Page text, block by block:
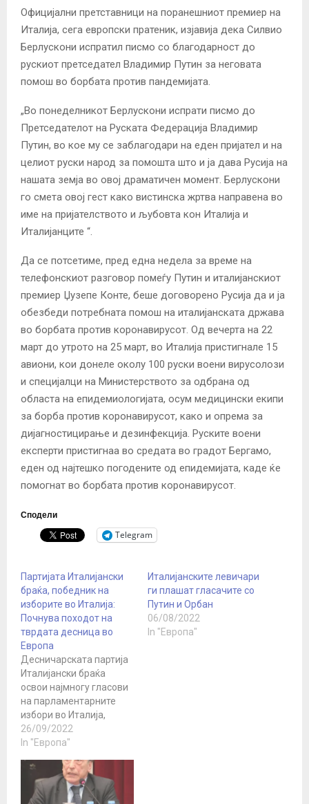
Официјални претставници на поранешниот премиер на
Италија, сега европски пратеник, изјавија дека Силвио
Берлускони испратил писмо со благодарност до
рускиот претседател Владимир Путин за неговата
помош во борбата против пандемијата.
„Во понеделникот Берлускони испрати писмо до
Претседателот на Руската Федерација Владимир
Путин, во кое му се заблагодари на еден пријател и на
целиот руски народ за помошта што и ја дава Русија на
нашата земја во овој драматичен момент. Берлускони
го смета овој гест како вистинска жртва направена во
име на пријателството и љубовта кон Италија и
Италијанците “.
Да се потсетиме, пред една недела за време на
телефонскиот разговор помеѓу Путин и италијанскиот
премиер Џузепе Конте, беше договорено Русија да и ја
обезбеди потребната помош на италијанската држава
во борбата против коронавирусот. Од вечерта на 22
март до утрото на 25 март, во Италија пристигнале 15
авиони, кои донеле околу 100 руски воени вирусолози
и специјалци на Министерството за одбрана од
областа на епидемиологијата, осум медицински екипи
за борба против коронавирусот, како и опрема за
дијагностицирање и дезинфекција. Руските воени
експерти пристигнаа во средата во градот Бергамо,
еден од најтешко погодените од епидемијата, каде ќе
помогнат во борбата против коронавирусот.
Сподели
Telegram
Партијата Италијански
браќа, победник на
изборите во Италија:
Почнува походот на
тврдата десница во
Европа
Десничарската партија
Италијански браќа
освои најмногу гласови
на парламентарните
избори во Италија,
според објавените
речиси конечни
гласањето. Овој успех ја
отвори вратата за
формирање на првата
26/09/2022
In "Европа"
Италијанските левичари
ги плашат гласачите со
Путин и Орбан
06/08/2022
In "Европа"